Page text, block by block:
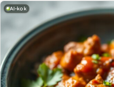
AI-kok